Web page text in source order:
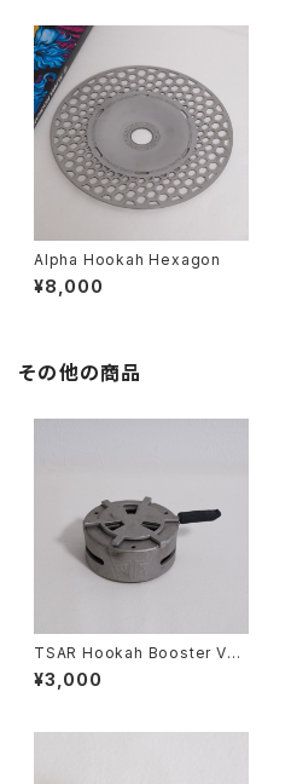
Alpha Hookah Hexagon
¥8,000
その他の商品
TSAR Hookah Booster V2
HMD
¥3,000